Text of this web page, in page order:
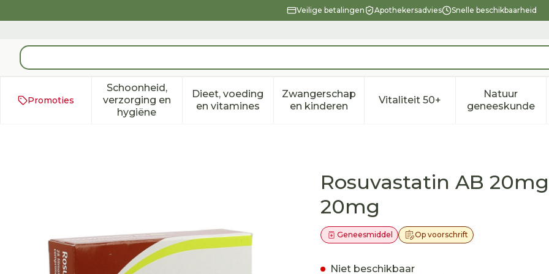
Veilige betalingen Apothekersadvies Snelle beschikbaarheid
Product, merk, categorie...
Promoties
Schoonheid,
verzorging en
hygiëne
Toon submenu voor Schoonheid, verzorging en hygiëne categorie
Dieet, voeding
en vitaminesToon submenu voor Dieet, voeding en vitamines categorie
Zwangerschap
en kinderenToon submenu voor Zwangerschap en
Vitaliteit 50+Toon submenu voor
Natuur
geneeskunde
Toon
Rosuvastatin AB 20mg Filmomh Tabl 28 X 20mg
Rosuvastatin AB
20mg
Op voorschrift
Geneesmiddel
Niet beschikbaar